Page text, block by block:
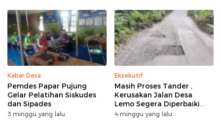
Kabar Desa
Pemdes Papar Pujung
Gelar Pelatihan Siskudes
dan Sipades
3 minggu yang lalu
Eksekutif
Masih Proses Tander ,
Kerusakan Jalan Desa
Lemo Segera Diperbaiki
Tahun Ini
4 minggu yang lalu